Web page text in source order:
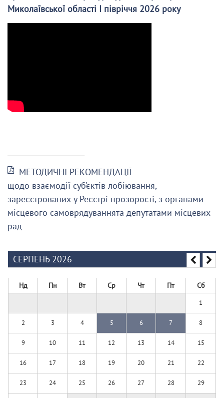
Миколаївської області І півріччя 2026 року
МЕТОДИЧНІ РЕКОМЕНДАЦІЇ
щодо взаємодії суб’єктів лобіювання,
зареєстрованих у Реєстрі прозорості, з органами
місцевого самоврядуваннята депутатами місцевих
рад
СЕРПЕНЬ 2026
Нд Пн Вт Ср Чт Пт Сб
1
2 3 4 5 6 7 8
9 10 11 12 13 14 15
16 17 18 19 20 21 22
23 24 25 26 27 28 29